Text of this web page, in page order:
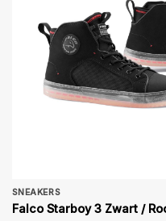
SNEAKERS
Falco Starboy 3 Zwart /